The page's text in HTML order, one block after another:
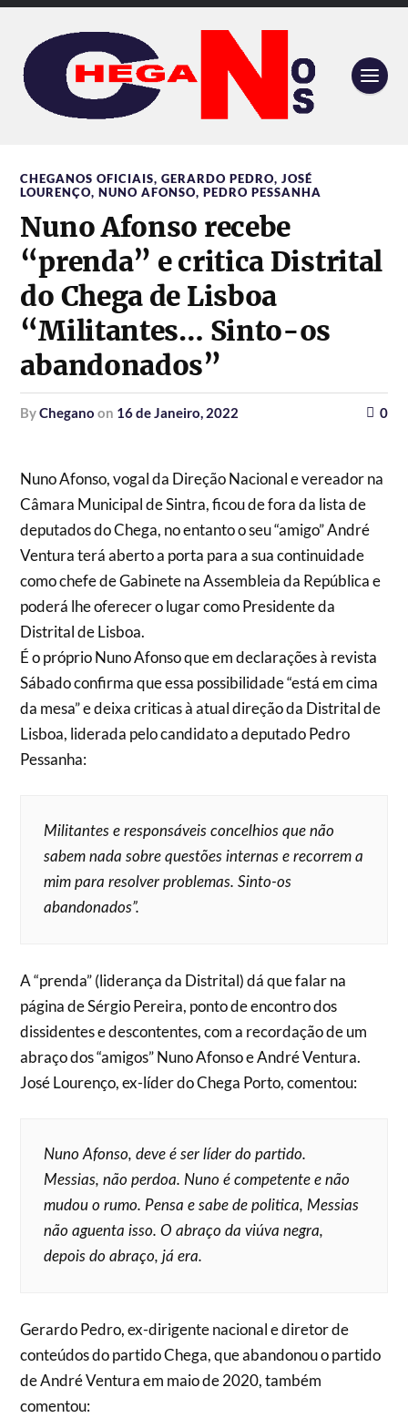
CHEGANOS OFICIAIS,GERARDO PEDRO,JOSÉ
LOURENÇO,NUNO AFONSO,PEDRO PESSANHA
Nuno Afonso recebe
“prenda” e critica Distrital
do Chega de Lisboa
“Militantes… Sinto-os
abandonados”
byChegano on 16 de Janeiro, 2022 0
Nuno Afonso, vogal da Direção Nacional e vereador na
Câmara Municipal de Sintra, ficou de fora da lista de
deputados do Chega, no entanto o seu “amigo” André
Ventura terá aberto a porta para a sua continuidade
como chefe de Gabinete na Assembleia da República e
poderá lhe oferecer o lugar como Presidente da
Distrital de Lisboa.
É o próprio Nuno Afonso que em declarações à revista
Sábado confirma que essa possibilidade “está em cima
da mesa” e deixa criticas à atual direção da Distrital de
Lisboa, liderada pelo candidato a deputado Pedro
Pessanha:
Militantes e responsáveis concelhios que não
sabem nada sobre questões internas e recorrem a
mim para resolver problemas. Sinto-os
abandonados”.
A “prenda” (liderança da Distrital) dá que falar na
página de Sérgio Pereira, ponto de encontro dos
dissidentes e descontentes, com a recordação de um
abraço dos “amigos” Nuno Afonso e André Ventura.
José Lourenço, ex-líder do Chega Porto, comentou:
Nuno Afonso, deve é ser líder do partido.
Messias, não perdoa. Nuno é competente e não
mudou o rumo. Pensa e sabe de politica, Messias
não aguenta isso. O abraço da viúva negra,
depois do abraço, já era.
Gerardo Pedro, ex-dirigente nacional e diretor de
conteúdos do partido Chega, que abandonou o partido
de André Ventura em maio de 2020, também
comentou: